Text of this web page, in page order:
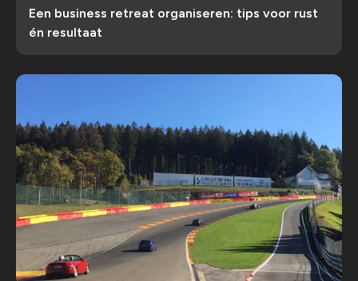
Een business retreat organiseren: tips voor rust
én resultaat